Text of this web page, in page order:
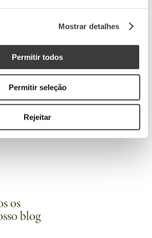
Mostrar detalhes
Permitir todos
Permitir seleção
Rejeitar
2023
James Suckling
2023
os
blog